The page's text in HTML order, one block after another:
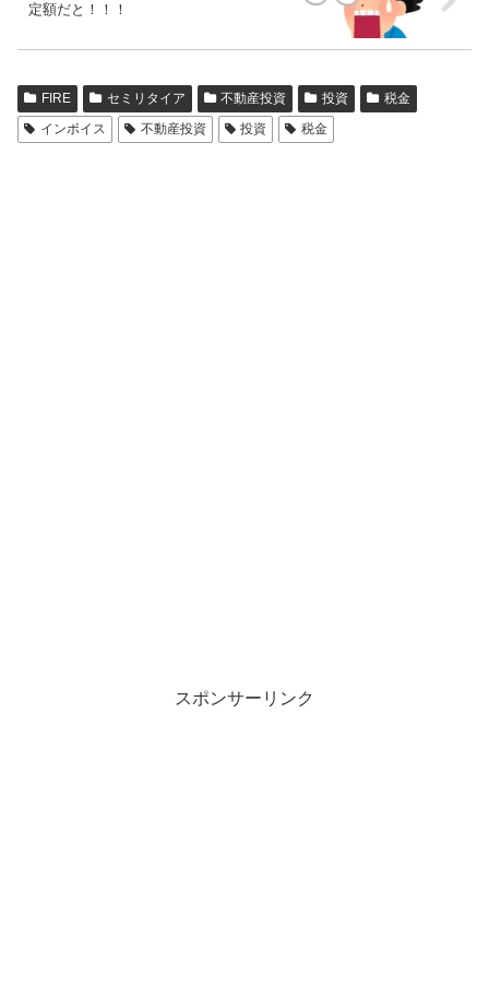
定額だと！！！
FIRE セミリタイア 不動産投資 投資
税金
インボイス
不動産投資 投資 税金
スポンサーリンク